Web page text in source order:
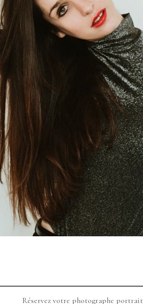
Réservez votre photographe portrait